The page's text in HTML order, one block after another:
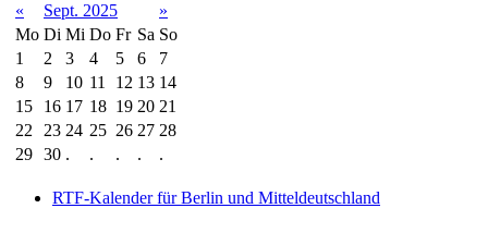
«
Sept. 2025
»
Mo Di Mi Do Fr Sa So
1
2 3 4 5 6
7
8
9 10 11 12 13 14
15
16 17 18 19 20 21
22
23 24 25 26 27 28
29 30 . . . . .
RTF-Kalender für Berlin und Mitteldeutschland